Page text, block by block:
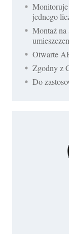
jednego
Montaż
Otwarte
Zgodny z
Do